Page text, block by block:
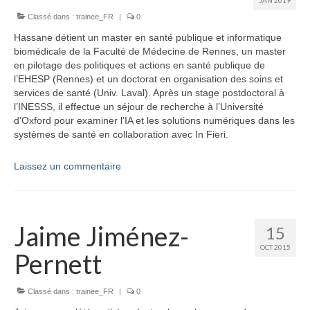
Publications
Vidéos
English
Classé dans : trainee_FR | 0
Hassane détient un master en santé publique et informatique
biomédicale de la Faculté de Médecine de Rennes, un master
en pilotage des politiques et actions en santé publique de
l’EHESP (Rennes) et un doctorat en organisation des soins et
services de santé (Univ. Laval). Après un stage postdoctoral à
l’INESSS, il effectue un séjour de recherche à l’Université
d’Oxford pour examiner l’IA et les solutions numériques dans les
systèmes de santé en collaboration avec In Fieri.
Laissez un commentaire
15
OCT 2015
Jaime Jiménez-
Pernett
Classé dans : trainee_FR | 0